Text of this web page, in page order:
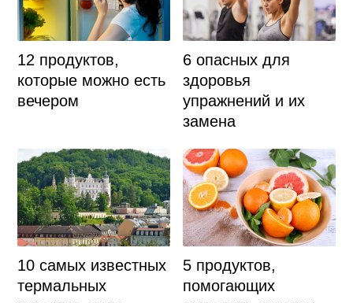
12 продуктов,
которые можно есть
вечером
6 опасных для
здоровья
упражнений и их
замена
10 самых известных
термальных
5 продуктов,
помогающих